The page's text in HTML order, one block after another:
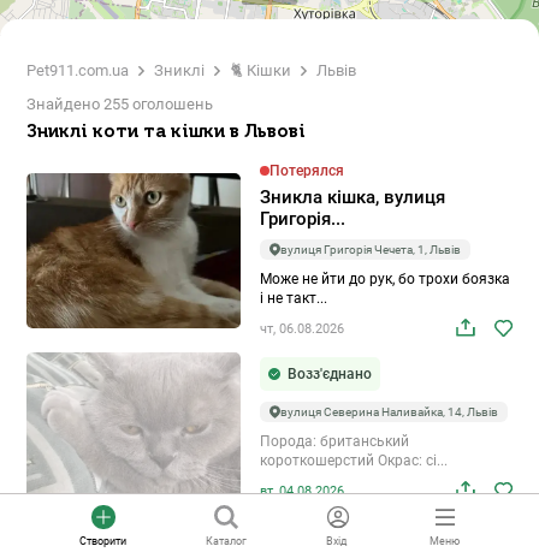
Створити Каталог Вхід Меню
Pet911.com.ua Зниклі 🐈 Кішки
Львів
Знайдено 255 оголошень
Зниклі коти та кішки в Львові
Потерялся
Зникла кішка, вулиця
Григорія...
вулиця Григорія Чечета, 1, Львів
Може не йти до рук, бо трохи боязка
і не такт...
чт, 06.08.2026
Возз'єднано
вулиця Северина Наливайка, 14, Львів
Порода: британський
короткошерстий Окрас: сі...
вт, 04.08.2026
Потерялся